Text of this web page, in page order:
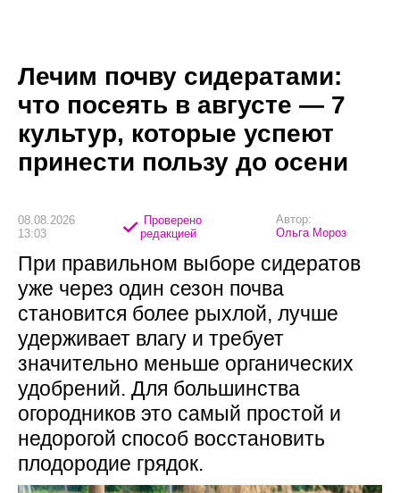
Лечим почву сидератами:
что посеять в августе — 7
культур, которые успеют
принести пользу до осени
08.08.2026
13:03
Проверено
редакцией
Автор:
Ольга Мороз
При правильном выборе сидератов
уже через один сезон почва
становится более рыхлой, лучше
удерживает влагу и требует
значительно меньше органических
удобрений. Для большинства
огородников это самый простой и
недорогой способ восстановить
плодородие грядок.